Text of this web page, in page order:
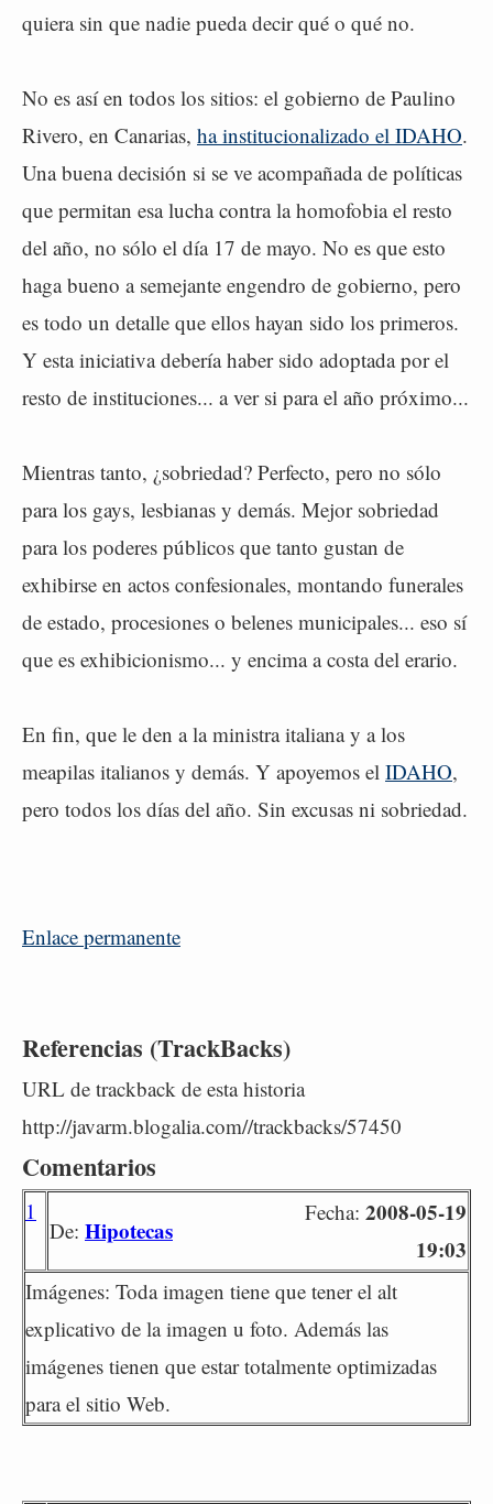
quiera sin que nadie pueda decir qué o qué no.
No es así en todos los sitios: el gobierno de Paulino
Rivero, en Canarias, ha institucionalizado el IDAHO.
Una buena decisión si se ve acompañada de políticas
que permitan esa lucha contra la homofobia el resto
del año, no sólo el día 17 de mayo. No es que esto
haga bueno a semejante engendro de gobierno, pero
es todo un detalle que ellos hayan sido los primeros.
Y esta iniciativa debería haber sido adoptada por el
resto de instituciones... a ver si para el año próximo...
Mientras tanto, ¿sobriedad? Perfecto, pero no sólo
para los gays, lesbianas y demás. Mejor sobriedad
para los poderes públicos que tanto gustan de
exhibirse en actos confesionales, montando funerales
de estado, procesiones o belenes municipales... eso sí
que es exhibicionismo... y encima a costa del erario.
En fin, que le den a la ministra italiana y a los
meapilas italianos y demás. Y apoyemos el IDAHO,
pero todos los días del año. Sin excusas ni sobriedad.
Enlace permanente
Referencias (TrackBacks)
URL de trackback de esta historia
http://javarm.blogalia.com//trackbacks/57450
Comentarios
1
De: Hipotecas
Fecha: 2008-05-19
19:03
Imágenes: Toda imagen tiene que tener el alt
explicativo de la imagen u foto. Además las
imágenes tienen que estar totalmente optimizadas
para el sitio Web.